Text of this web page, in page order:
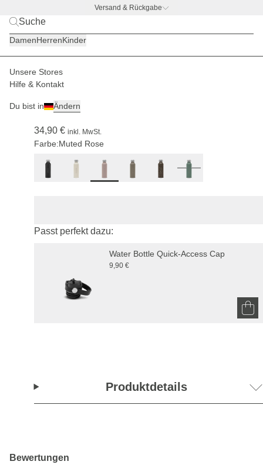
Versand & Rückgabe
DamenHerrenKinder
Unsere Stores
Hilfe & Kontakt
Du bist in Ändern
Damen Accessoires
34,90 € inkl. MwSt.
Farbe:Muted Rose
Passt perfekt dazu:
Water Bottle Quick-Access Cap
9,90 €
Produktdetails
Bewertungen